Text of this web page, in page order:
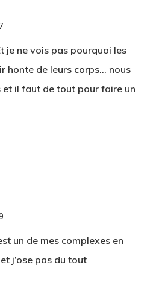
je ne vois pas pourquoi les
honte de leurs corps… nous
et il faut de tout pour faire un
un de mes complexes en
j’ose pas du tout